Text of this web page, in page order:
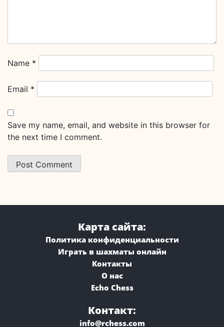
Name *
Email *
Save my name, email, and website in this browser for
the next time I comment.
Карта сайта:
Политика конфиденциальности
Играть в шахматы онлайн
Контакты
О нас
Echo Chess
Контакт:
info@rchess.com